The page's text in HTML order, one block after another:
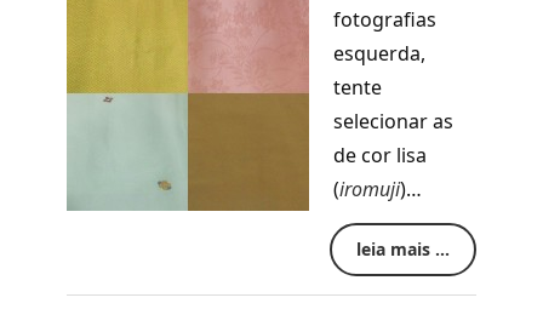
fotografias
esquerda,
tente
selecionar as
de cor lisa
(iromuji)…
leia mais ...